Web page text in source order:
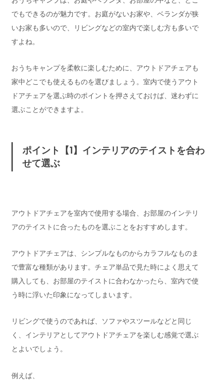
でもできるのが魅力です。お庭がないお家や、ベランダが狭
いお家も多いので、リビングなどの室内で楽しむ方も多いで
すよね。
おうちキャンプを柔軟に楽しむために、アウトドアチェアも
家中どこでも使えるものを選びましょう。室内で使うアウト
ドアチェアを選ぶ時のポイントを押さえておけば、迷わずに
選ぶことができますよ。
ポイント【1】インテリアのテイストを合わ
せて選ぶ
アウトドアチェアを室内で使用する場合、お部屋のインテリ
アのテイストに合ったものを選ぶことをおすすめします。
アウトドアチェアは、シンプルなものからカラフルなものま
で豊富な種類があります。チェア単品で見た時によく思えて
購入しても、お部屋のテイストに合わなかったら、室内で使
う時に浮いた印象になってしまいます。
リビングで使うのであれば、ソファやスツールなどと同じ
く、インテリアとしてアウトドアチェアを楽しむ感覚で選ぶ
とよいでしょう。
例えば、